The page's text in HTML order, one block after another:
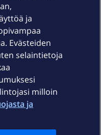
ja
Evästeiden
selaintietoja
milloin
ja